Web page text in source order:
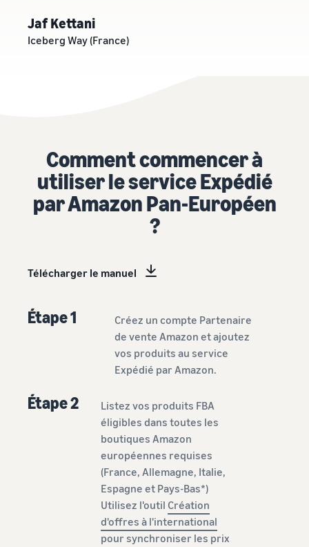
Jaf Kettani
Iceberg Way (France)
Comment commencer à
utiliser le service Expédié
par Amazon Pan-Européen
?
Télécharger le manuel
Étape 1
Créez un compte Partenaire
de vente Amazon et ajoutez
vos produits au service
Expédié par Amazon.
Étape 2
Listez vos produits FBA
éligibles dans toutes les
boutiques Amazon
européennes requises
(France, Allemagne, Italie,
Espagne et Pays-Bas*)
Utilisez l'outil Création
d'offres à l'international
pour synchroniser les prix